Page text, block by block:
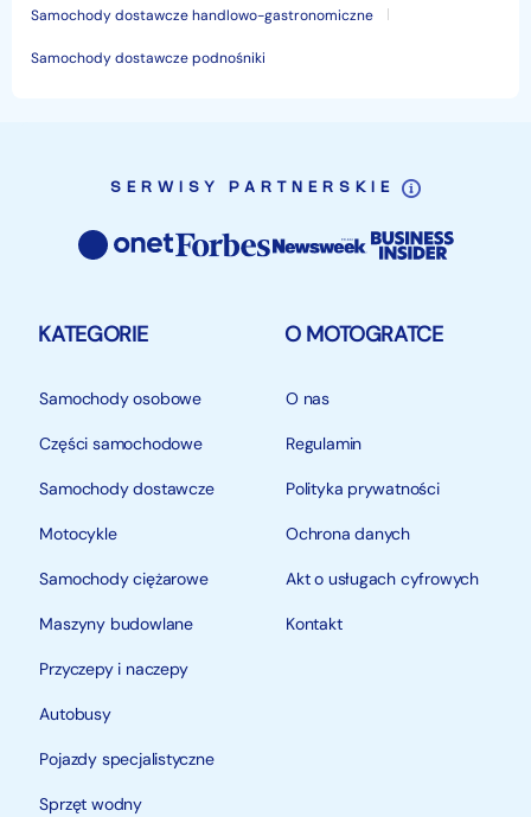
Samochody dostawcze handlowo-gastronomiczne
Samochody dostawcze podnośniki
SERWISY PARTNERSKIE
KATEGORIE
Samochody osobowe
Części samochodowe
Samochody dostawcze
Motocykle
Samochody ciężarowe
Maszyny budowlane
Przyczepy i naczepy
Autobusy
Pojazdy specjalistyczne
Sprzęt wodny
O MOTOGRATCE
O nas
Regulamin
Polityka prywatności
Ochrona danych
Akt o usługach cyfrowych
Kontakt